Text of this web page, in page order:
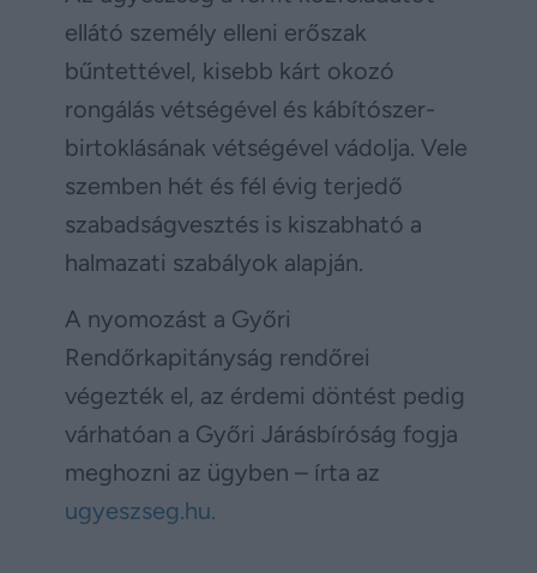
ellátó személy elleni erőszak
bűntettével, kisebb kárt okozó
rongálás vétségével és kábítószer-
birtoklásának vétségével vádolja. Vele
szemben hét és fél évig terjedő
szabadságvesztés is kiszabható a
halmazati szabályok alapján.
A nyomozást a Győri
Rendőrkapitányság rendőrei
végezték el, az érdemi döntést pedig
várhatóan a Győri Járásbíróság fogja
meghozni az ügyben – írta az
ugyeszseg.hu.